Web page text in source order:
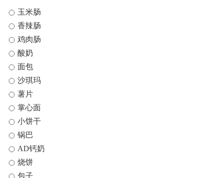
玉米肠
香辣肠
鸡肉肠
酸奶
面包
沙琪玛
薯片
掌心面
小饼干
锅巴
AD钙奶
烧饼
包子